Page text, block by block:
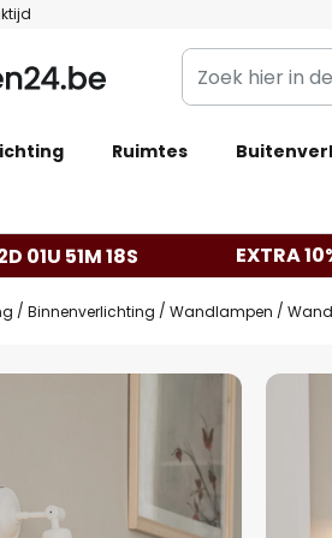
Zoek
hier
de
Ruimtes
01U 51M 17S EXTRA
Binnenverlichting Wandlampen